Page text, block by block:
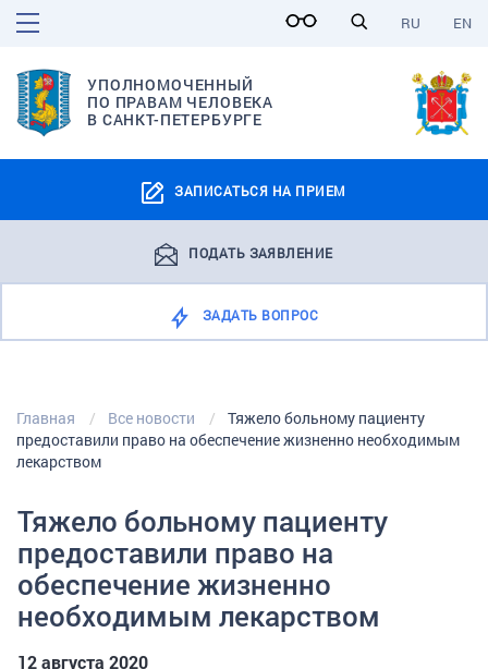
EN
RU
УПОЛНОМОЧЕННЫЙ
ПО ПРАВАМ ЧЕЛОВЕКА
В САНКТ-ПЕТЕРБУРГЕ
ЗАПИСАТЬСЯ НА ПРИЕМ
ПОДАТЬ ЗАЯВЛЕНИЕ
ЗАДАТЬ ВОПРОС
Главная Все новости
Тяжело больному пациенту
предоставили право на обеспечение жизненно необходимым
лекарством
Тяжело больному пациенту
предоставили право на
обеспечение жизненно
необходимым лекарством
12 августа 2020